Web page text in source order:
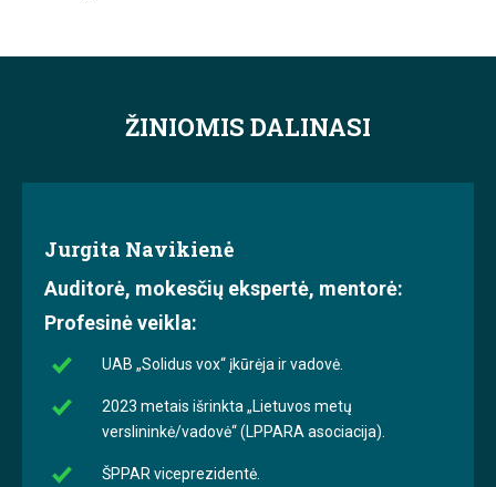
ŽINIOMIS DALINASI
Jurgita Navikienė
Auditorė, mokesčių ekspertė, mentorė:
Profesinė veikla:
UAB „Solidus vox“ įkūrėja ir vadovė.
2023 metais išrinkta „Lietuvos metų
verslininkė/vadovė“ (LPPARA asociacija).
ŠPPAR viceprezidentė.